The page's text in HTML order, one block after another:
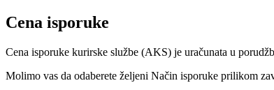
Cena isporuke
Cena isporuke kurirske službe (AKS) je uračunata u
Molimo vas da odaberete željeni Način isporuke prilikom